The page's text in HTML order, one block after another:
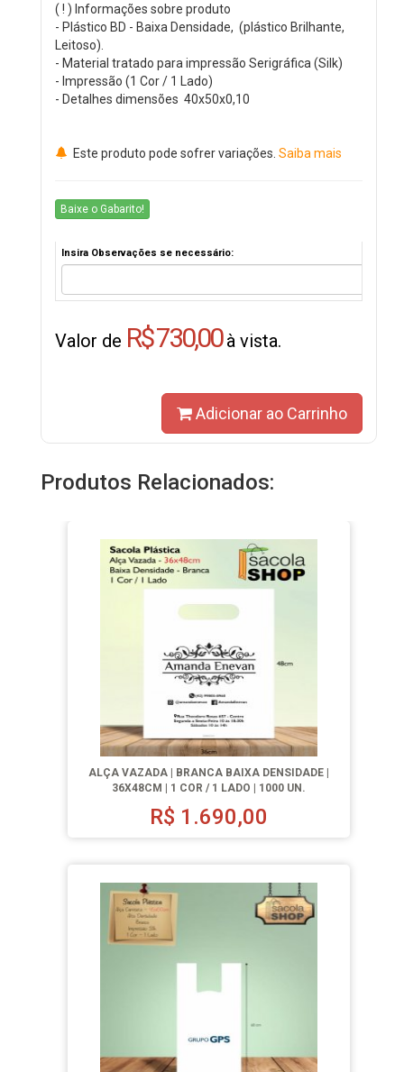
( ! ) Informações sobre produto
- Plástico BD - Baixa Densidade, (plástico Brilhante,
Leitoso).
- Material tratado para impressão Serigráfica (Silk)
- Impressão (1 Cor / 1 Lado)
- Detalhes dimensões 40x50x0,10
Este produto pode sofrer variações. Saiba mais
Baixe o Gabarito!
Insira Observações se necessário:
Valor de R$ 730,00à vista.
Adicionar ao Carrinho
Produtos Relacionados:
ALÇA VAZADA | BRANCA BAIXA DENSIDADE |
36X48CM | 1 COR / 1 LADO | 1000 UN.
R$ 1.690,00